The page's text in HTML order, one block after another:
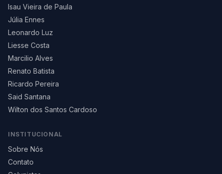
Isau Vieira de Paula
Júlia Ennes
Leonardo Luz
Liesse Costa
Marcilio Alves
Renato Batista
Ricardo Pereira
Said Santana
Wilton dos Santos Cardoso
INSTITUCIONAL
Sobre Nós
Contato